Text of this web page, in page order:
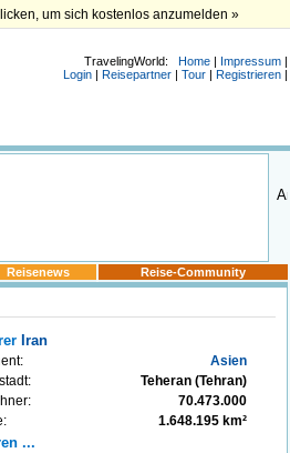
um sich kostenlos anzumelden »
TravelingWorld: Home | Impressum |
Login | Reisepartner | Tour | Registrieren |
Reisenews Reise-Community
Iran
Asien
Teheran (Tehran)
70.473.000
1.648.195 km²
...